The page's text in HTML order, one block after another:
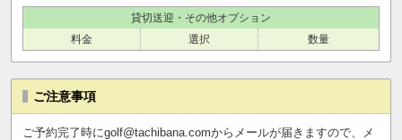
貸切送迎・その他オプション
料金
選択 数量
ご注意事項
ご予約完了時にgolf@tachibana.comからメールが届きますので、メ